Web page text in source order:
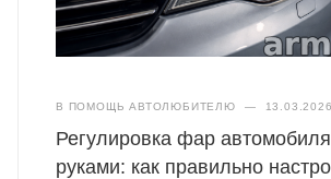
В ПОМОЩЬ АВТОЛЮБИТЕЛЮ — 13.03.2026
Регулировка фар
руками: как правильно